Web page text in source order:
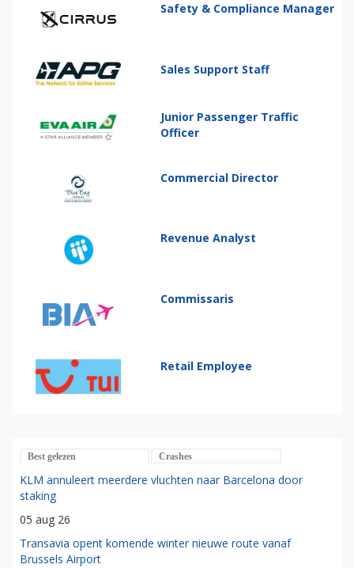
Safety & Compliance Manager
Sales Support Staff
Junior Passenger Traffic
Officer
Commercial Director
Revenue Analyst
Commissaris
Retail Employee
Best gelezen Crashes
KLM annuleert meerdere vluchten naar Barcelona door
staking
05 aug 26
Transavia opent komende winter nieuwe route vanaf
Brussels Airport